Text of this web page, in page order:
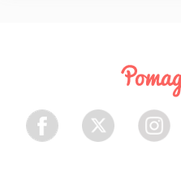
Facebook Twitter